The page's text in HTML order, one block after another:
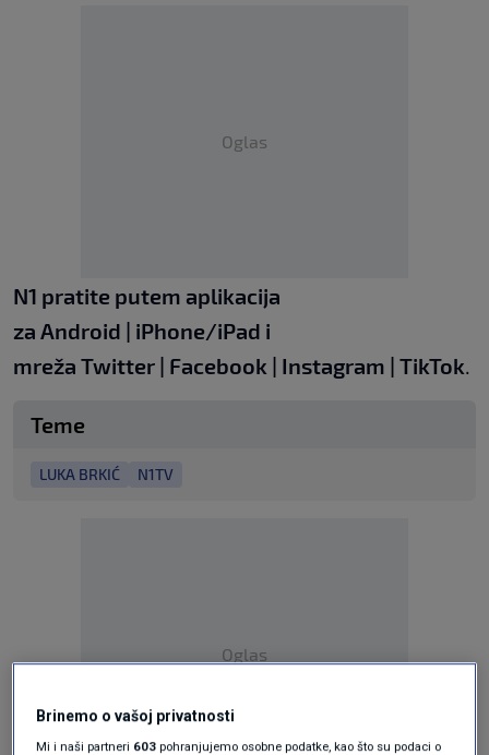
Oglas
N1 pratite putem aplikacija
za Android | iPhone/iPad i
mreža Twitter | Facebook | Instagram | TikTok.
Teme
LUKA BRKIĆ N1TV
Oglas
Brinemo o vašoj privatnosti
Mi i naši partneri 603 pohranjujemo osobne podatke, kao što su podaci o